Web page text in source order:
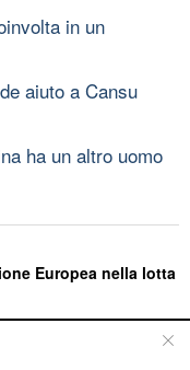
in un
aiuto a Cansu
ha un altro uomo
Europea nella lotta